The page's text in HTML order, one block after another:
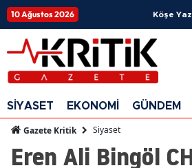
10 Ağustos 2026 Köşe
SİYASET EKONOMİ GÜNDEM
Gazete Kritik Siyaset
Eren Ali Bingöl